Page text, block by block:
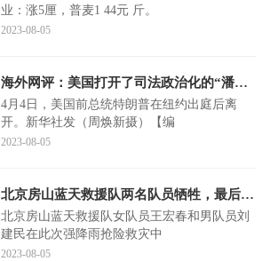
业：涨5厘，普麦1 44元 斤。
2023-08-05
海外网评：美国打开了司法政治化的“潘多拉魔盒”
4月4日，美国前总统特朗普在纽约出庭后离
开。新华社发（周焕新摄）【编
2023-08-05
北京房山蓝天救援队两名队员牺牲，最后的对话：“你把救生圈套上”，家属拒绝接受捐款：尊重他们的愿望
北京房山蓝天救援队女队员王宏春和男队员刘
建民在此次强降雨抢险救灾中
2023-08-05